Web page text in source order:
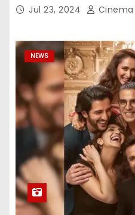
Gratitude
Jul 23, 2024
NEWS